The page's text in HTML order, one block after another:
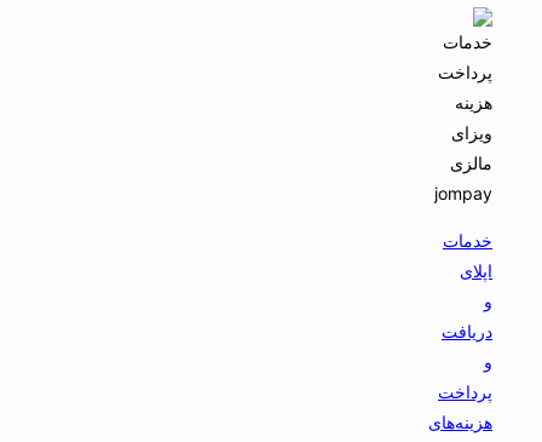
خدمات
اپلای
و
دریافت
و
پرداخت
هزینه‌های